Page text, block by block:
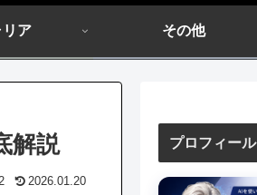
リア その他
解説
2026.01.20
プロフィール